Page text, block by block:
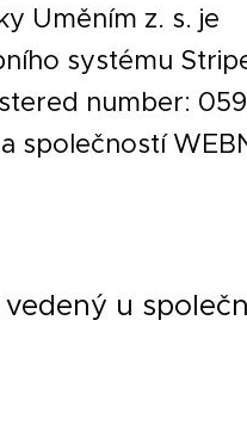
Uměním z. s. je
systému
number:
společností
vedený u